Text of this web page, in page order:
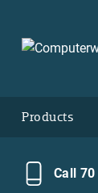
Products
Call